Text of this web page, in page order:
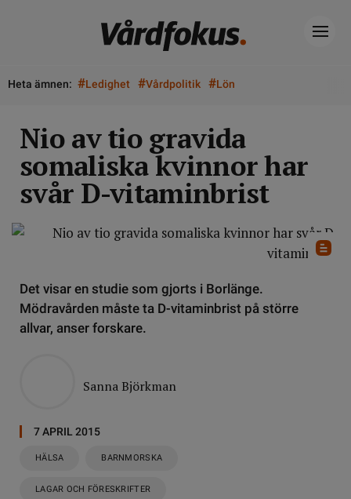
Heta ämnen: #Ledighet #Vårdpolitik #Lön
Nio av tio gravida
somaliska kvinnor har
svår D-vitaminbrist
Det visar en studie som gjorts i Borlänge.
Mödravården måste ta D-vitaminbrist på större
allvar, anser forskare.
Sanna Björkman
7 APRIL 2015
HÄLSA BARNMORSKA
LAGAR OCH FÖRESKRIFTER